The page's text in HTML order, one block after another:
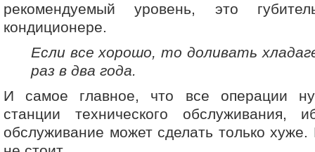
рекомендуемый уровень, это
кондиционере.
Если все хорошо, то доливать
раз в два года.
И самое главное, что все операции
станции технического обслуживания,
обслуживание может сделать только хуже.